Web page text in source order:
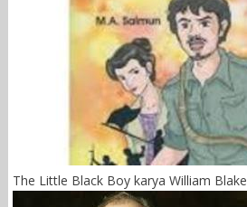
The Little Black Boy karya William Blake